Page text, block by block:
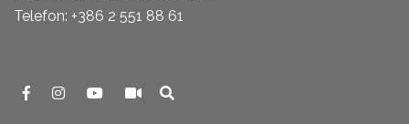
Telefon: +386 2 551 88 61